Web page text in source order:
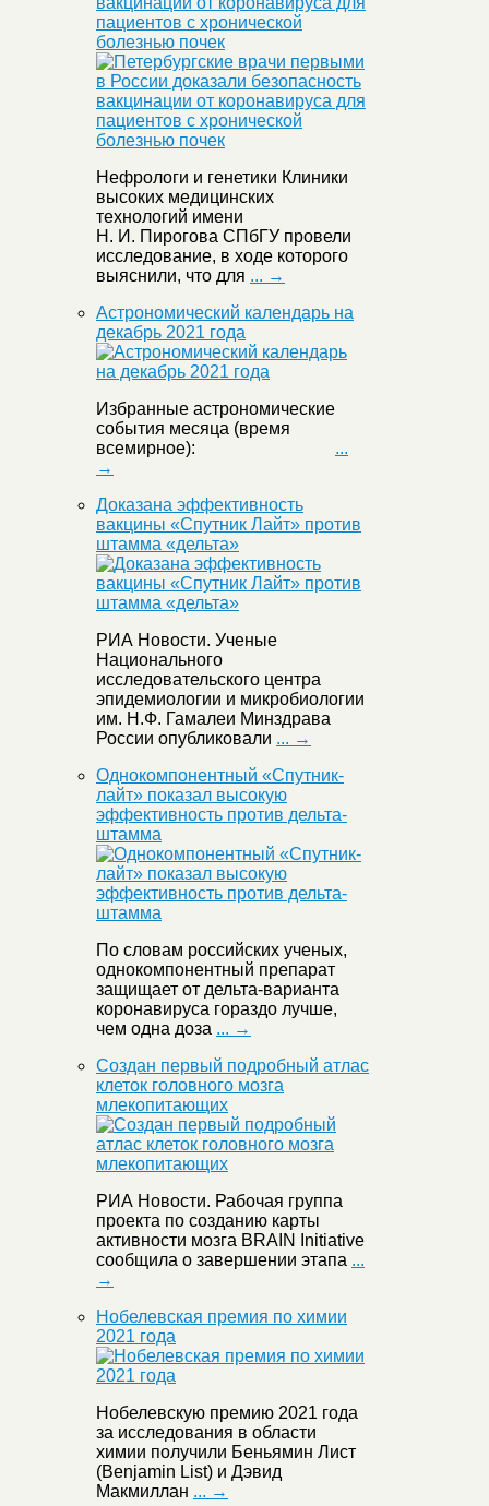
пациентов с хронической
болезнью почек
Нефрологи и генетики Клиники
высоких медицинских
технологий имени
Н. И. Пирогова СПбГУ провели
исследование, в ходе которого
выяснили, что для ... →
Астрономический календарь на
декабрь 2021 года
Избранные астрономические
события месяца (время
всемирное): ...
→
Доказана эффективность
вакцины «Спутник Лайт» против
штамма «дельта»
РИА Новости. Ученые
Национального
исследовательского центра
эпидемиологии и микробиологии
им. Н.Ф. Гамалеи Минздрава
России опубликовали ... →
Однокомпонентный «Спутник-
лайт» показал высокую
эффективность против дельта-
штамма
По словам российских ученых,
однокомпонентный препарат
защищает от дельта-варианта
коронавируса гораздо лучше,
чем одна доза ... →
Создан первый подробный атлас
клеток головного мозга
млекопитающих
РИА Новости. Рабочая группа
проекта по созданию карты
активности мозга BRAIN Initiative
сообщила о завершении этапа ...
→
Нобелевская премия по химии
2021 года
Нобелевскую премию 2021 года
за исследования в области
химии получили Беньямин Лист
(Benjamin List) и Дэвид
Макмиллан ... →